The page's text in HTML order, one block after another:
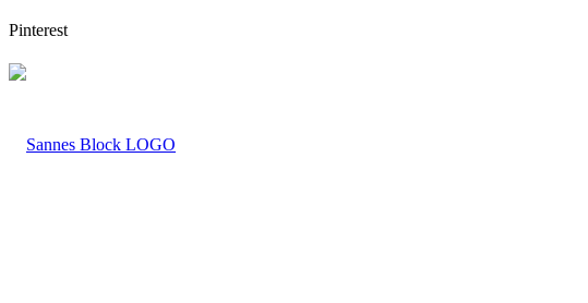
Pinterest
LOGO